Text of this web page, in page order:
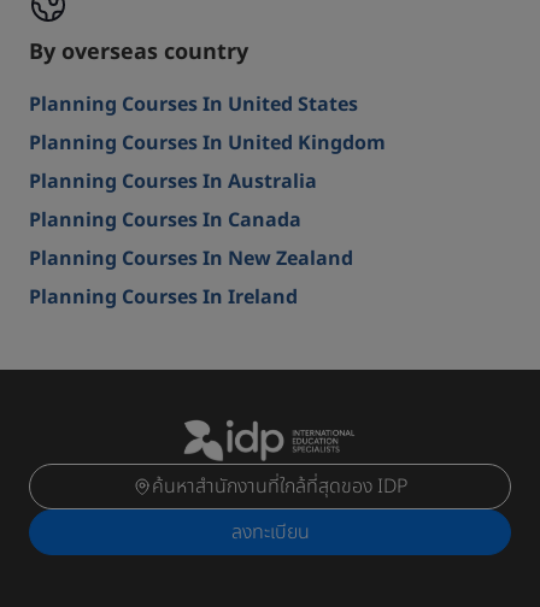
By overseas country
Planning Courses In United States
Planning Courses In United Kingdom
Planning Courses In Australia
Planning Courses In Canada
Planning Courses In New Zealand
Planning Courses In Ireland
ค้นหาสำนักงานที่ใกล้ที่สุดของ IDP
ลงทะเบียน